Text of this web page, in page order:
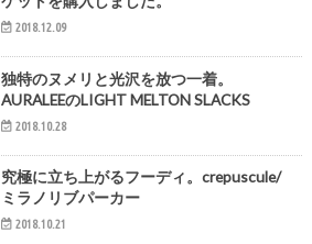
2018.12.09
独特のヌメリと光沢を放つ一着。
AURALEEのLIGHT MELTON SLACKS
2018.10.28
究極に立ち上がるフーディ。crepuscule/
ミラノリブパーカー
2018.10.21